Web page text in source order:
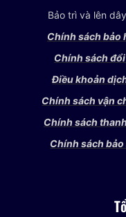
Bảo trì và lên
Chính sách bảo
Chính sách
Điều khoản
Chính sách vận
Chính sách
Chính sách bảo